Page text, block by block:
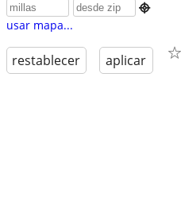

usar mapa...
restablecer aplicar